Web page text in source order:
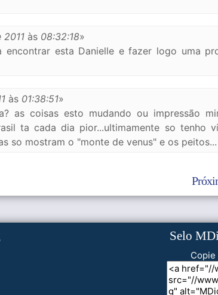
2011 às 08:32:18»
encontrar esta Danielle e fazer logo uma
às 01:38:51»
as coisas esto mudando ou impressão
ta cada dia pior...ultimamente so tenho
so mostram o "monte de venus" e os peitos...
Selo